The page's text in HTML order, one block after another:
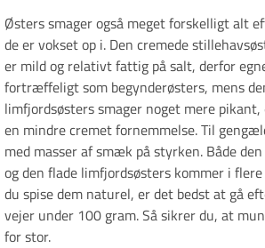
Østers smager også meget forskelligt alt
de er vokset op i. Den cremede
er mild og relativt fattig på salt, derfor
fortræffeligt som begynderøsters, mens
limfjordsøsters smager noget mere
en mindre cremet fornemmelse. Til
med masser af smæk på styrken. Både
og den flade limfjordsøsters kommer i
du spise dem naturel, er det bedst at gå
vejer under 100 gram. Så sikrer du, at
for stor.